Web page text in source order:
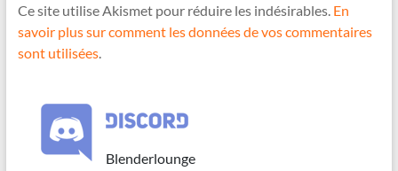
Ce site utilise Akismet pour réduire les indésirables. En
savoir plus sur comment les données de vos commentaires
sont utilisées.
Blenderlounge